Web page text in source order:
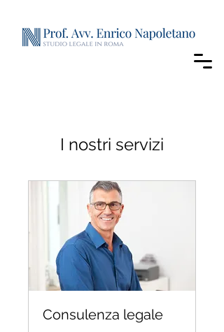
I nostri servizi
Consulenza legale